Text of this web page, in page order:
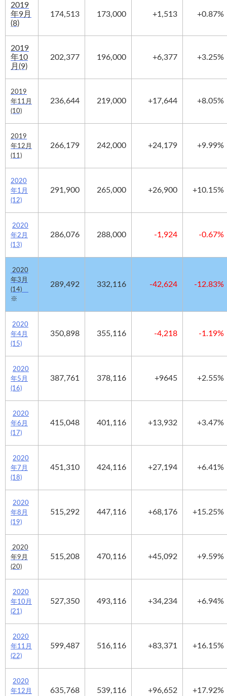
2019
年9月
(8)
174,513 173,000 +1,513 +0.87%
2019
年10
月(9)
202,377 196,000 +6,377 +3.25%
2019
年11月
(10)
236,644 219,000 +17,644 +8.05%
2019
年12月
(11)
266,179 242,000 +24,179 +9.99%
2020
年1月
(12)
291,900 265,000 +26,900 +10.15%
2020
年2月
(13)
286,076 288,000 -1,924 -0.67%
2020
年3月
(14)
※
289,492 332,116 -42,624 -12.83%
2020
年4月
(15)
350,898 355,116 -4,218 -1.19%
2020
年5月
(16)
387,761 378,116 +9645 +2.55%
2020
年6月
(17)
415,048 401,116 +13,932 +3.47%
2020
年7月
(18)
451,310 424,116 +27,194 +6.41%
2020
年8月
(19)
515,292 447,116 +68,176 +15.25%
2020
年9月
(20)
515,208 470,116 +45,092 +9.59%
2020
年10月
(21)
527,350 493,116 +34,234 +6.94%
2020
年11月
(22)
599,487 516,116 +83,371 +16.15%
2020
年12月
635,768 539,116 +96,652 +17.92%